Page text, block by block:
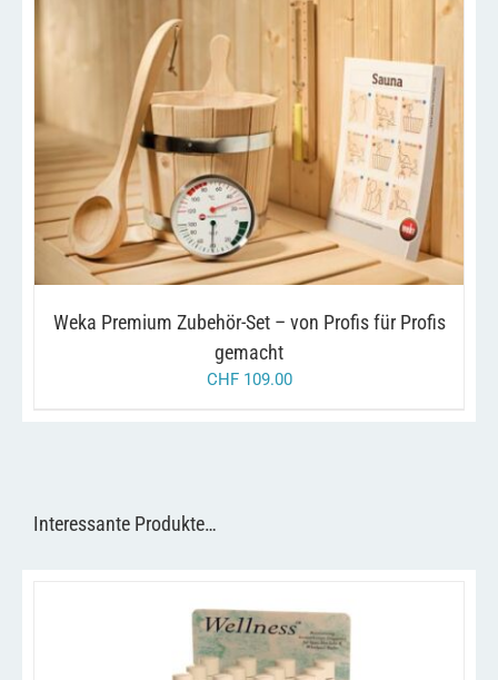
IN DEN WARENKORB DETAILS
Weka Premium Zubehör-Set – von Profis für Profis
gemacht
CHF109.00
Interessante Produkte…